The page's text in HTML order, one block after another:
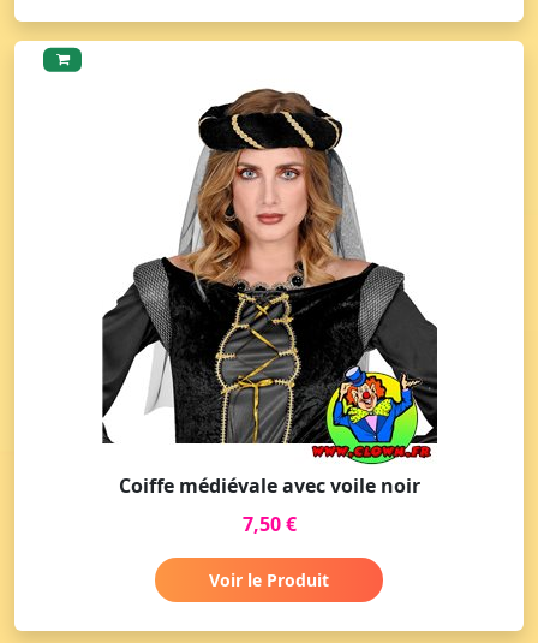
Coiffe médiévale avec voile noir
7,50 €
Voir le Produit